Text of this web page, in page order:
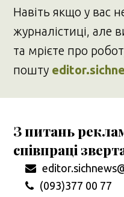
Навіть якщо у вас
журналістиці, але
та мрієте про
пошту
З питань
співпраці
(093)377 00 77